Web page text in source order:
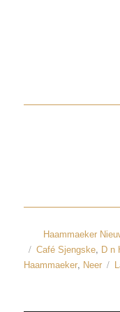
Haammaeker
Café Sjengske, D n
Haammaeker, Neer